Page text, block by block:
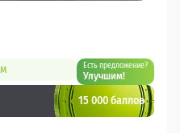
Есть предложение?
Улучшим!
15 000 баллов